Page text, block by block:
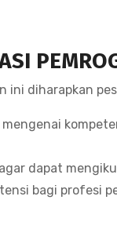
ini diharapkan
dapat
bagi profesi